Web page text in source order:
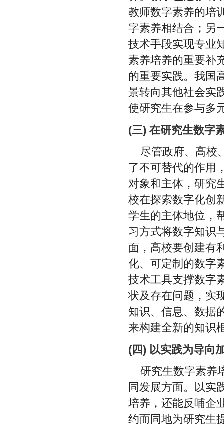
教师数字素养的培
字素养相结合；另
技术手段实现专业
素养培养的重要补
的重要实践。我国
景转向其他社会实
使研究生在参与多
(三) 在研究生数字
尽管政府、高校
了不可替代的作用
对象和主体，研究
校在探索数字化创
学生的主体地位，
习方式将数字知识
面，高校要创建有
化、可定制的数字
技术工具支撑数字
状及存在问题，实
知识、信息、数据
来构建全新的知识
(四) 以实践为导向
研究生数字素养
同发展方面。以实
培养，还能反哺企
约而同地为研究生